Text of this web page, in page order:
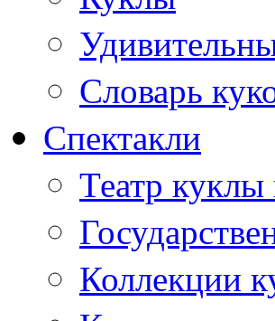
Словарь
Спектакли
Театр куклы
Коллекции